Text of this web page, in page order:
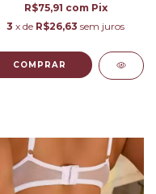
R$75,91 com Pix
3 x de R$26,63 sem juros
COMPRAR